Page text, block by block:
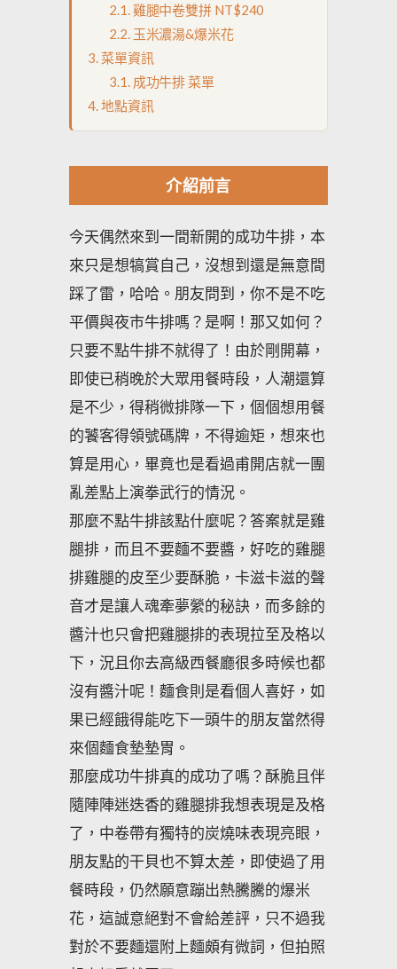
雞腿中卷雙拼 NT$240
玉米濃湯&爆米花
菜單資訊
成功牛排 菜單
地點資訊
介紹前言
今天偶然來到一間新開的成功牛排，本
來只是想犒賞自己，沒想到還是無意間
踩了雷，哈哈。朋友問到，你不是不吃
平價與夜市牛排嗎？是啊！那又如何？
只要不點牛排不就得了！由於剛開幕，
即使已稍晚於大眾用餐時段，人潮還算
是不少，得稍微排隊一下，個個想用餐
的饕客得領號碼牌，不得逾矩，想來也
算是用心，畢竟也是看過甫開店就一團
亂差點上演拳武行的情況。
那麼不點牛排該點什麼呢？答案就是雞
腿排，而且不要麵不要醬，好吃的雞腿
排雞腿的皮至少要酥脆，卡滋卡滋的聲
音才是讓人魂牽夢縈的秘訣，而多餘的
醬汁也只會把雞腿排的表現拉至及格以
下，況且你去高級西餐廳很多時候也都
沒有醬汁呢！麵食則是看個人喜好，如
果已經餓得能吃下一頭牛的朋友當然得
來個麵食墊墊胃。
那麼成功牛排真的成功了嗎？酥脆且伴
隨陣陣迷迭香的雞腿排我想表現是及格
了，中卷帶有獨特的炭燒味表現亮眼，
朋友點的干貝也不算太差，即使過了用
餐時段，仍然願意蹦出熱騰騰的爆米
花，這誠意絕對不會給差評，只不過我
對於不要麵還附上麵頗有微詞，但拍照